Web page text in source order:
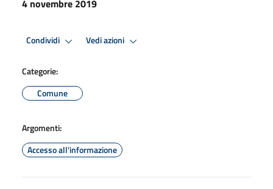
4 novembre 2019
Condividi Vedi azioni
Categorie:
Comune
Argomenti:
Accesso all'informazione